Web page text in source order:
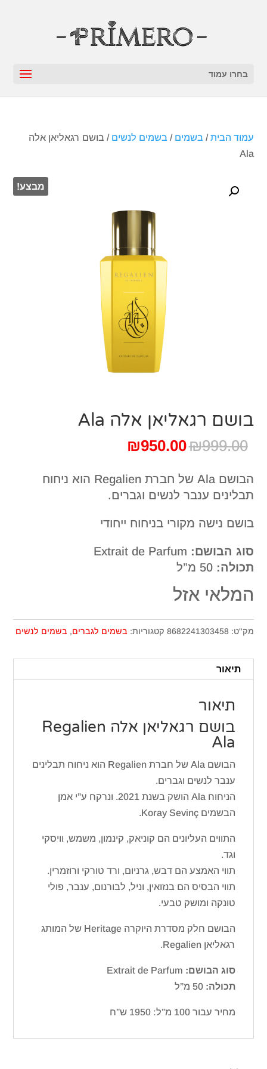
בחרו עמוד
עמוד הבית/בשמים /בשמים לנשים / בושם רגאליאן אלה
Ala
מבצע!
בושם רגאליאן אלה Ala
₪999.00
המחיר
היה:
₪999.00.
₪950.00
הוא:
₪950.00.
הבושם Ala של חברת Regalien הוא ניחוח
תבלינים ענבר לנשים וגברים.
בושם נישה מקורי בניחוח ייחודי
סוג הבושם:
תכולה:50 מ”ל
המלאי אזל
מק"ט:8682241303458 קטגוריות: בשמים לגברים, בשמים לנשים
תיאור
תיאור
בושם רגאליאן אלה Regalien
Ala
הבושם Ala של חברת Regalien הוא ניחוח תבלינים
ענבר לנשים וגברים.
הניחוח Ala הושק בשנת 2021. ונרקח ע”י אמן
הבשמים Koray Sevinç.
התווים העליונים הם קוניאק, קינמון, משמש, וויסקי
וגד.
תווי האמצע הם דבש, גרניום, ורד טורקי ורוזמרין.
תווי הבסיס הם בנזואין, וניל, לבורנום, ענבר, פולי
טונקה ומושק טבעי.
הבושם חלק מסדרת היוקרה Heritage של המותג
רגאליאן Regalien.
סוג הבושם:
תכולה:50 מ”ל
מחיר עבור 100 מ”ל: 1950 ש”ח